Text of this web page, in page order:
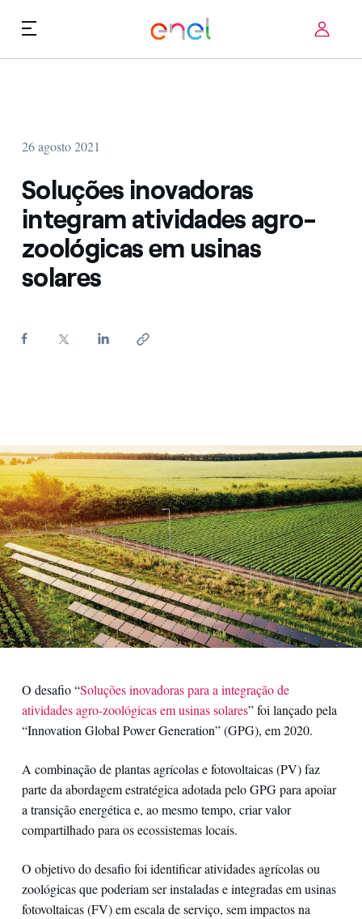
Skip to content
Startup ecosystem
Como funciona
Histórias de inovação
Termos de Uso
FAQ
26 agosto 2021
Soluções inovadoras
integram atividades agro-
zoológicas em usinas
solares
O desafio “Soluções inovadoras para a integração de
atividades agro-zoológicas em usinas solares” foi lançado pela
“Innovation Global Power Generation” (GPG), em 2020.
A combinação de plantas agrícolas e fotovoltaicas (PV) faz
parte da abordagem estratégica adotada pelo GPG para apoiar
a transição energética e, ao mesmo tempo, criar valor
compartilhado para os ecossistemas locais.
O objetivo do desafio foi identificar atividades agrícolas ou
zoológicas que poderiam ser instaladas e integradas em usinas
fotovoltaicas (FV) em escala de serviço, sem impactos na